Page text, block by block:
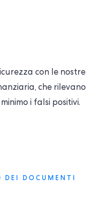
con le nostre
che rilevano
i falsi positivi.
DEI DOCUMENTI